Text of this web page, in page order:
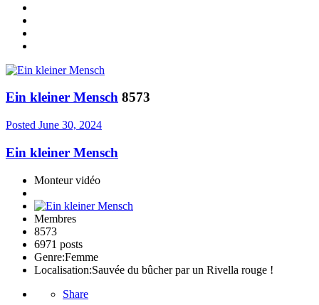
Ein kleiner Mensch 8573
Posted June 30, 2024
Ein kleiner Mensch
Monteur vidéo
Membres
8573
6971 posts
Genre:Femme
Localisation:Sauvée du bûcher par un Rivella rouge !
Share